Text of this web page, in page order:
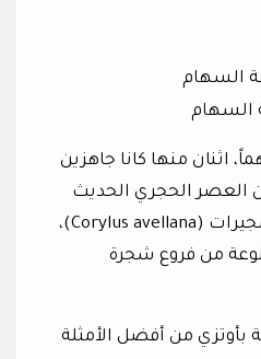
السهام
احتوت على 14 سهماً، اثنان منها كانا جاهزين
العصر الحجري الحديث
مصنوعة غالباً من فروع شجيرات (Corylus avellana)،
من فروع شجرة
من أفضل الأمثلة